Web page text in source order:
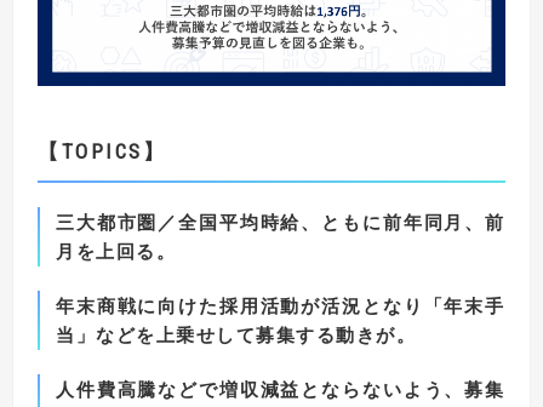
【TOPICS 】
三大都市圏／全国平均時給、ともに前年同月、前
月を上回る。
年末商戦に向けた採用活動が活況となり「年末手
当」などを上乗せして募集する動きが。
人件費高騰などで増収減益とならないよう、募集